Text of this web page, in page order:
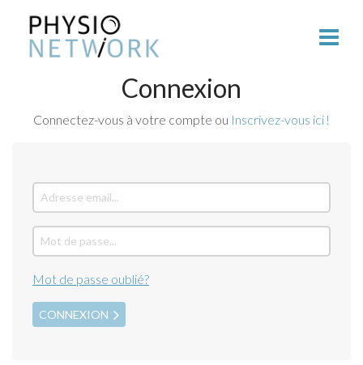
Connexion
Connectez-vous à votre compte ou Inscrivez-vous ici !
Mot de passe oublié?
CONNEXION